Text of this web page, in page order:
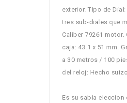
exterior. Tipo de
tres sub-diales que
Caliber 79261
caja: 43.1 x 51 mm.
a 30 metros / 100
del reloj: Hecho
Es su sabia eleccion